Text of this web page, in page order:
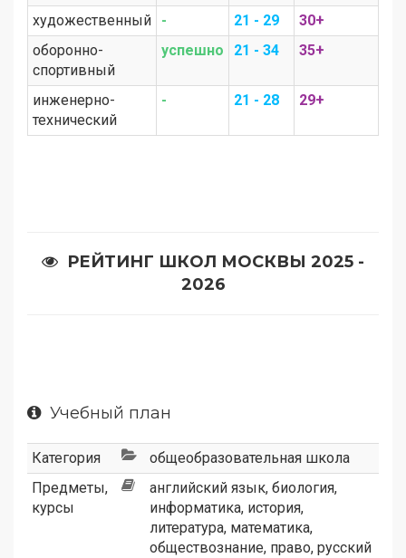
художественный - 21 - 29
30+
оборонно-
спортивный
успешно 21 - 34 35+
инженерно-
технический
- 21 - 28 29+
РЕЙТИНГ ШКОЛ МОСКВЫ 2025 -
2026
Учебный план
Категория
общеобразовательная школа
Предметы,
курсы
английский язык, биология,
информатика, история,
литература, математика,
обществознание, право, русский